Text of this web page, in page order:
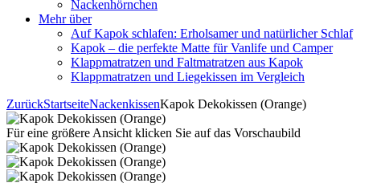
Nackenhörnchen
Mehr über
Auf Kapok schlafen: Erholsamer und natürlicher Schlaf
Kapok – die perfekte Matte für Vanlife und Camper
Klappmatratzen und Faltmatratzen aus Kapok
Klappmatratzen und Liegekissen im Vergleich
ZurückStartseiteNackenkissenKapok Dekokissen (Orange)
Für eine größere Ansicht klicken Sie auf das Vorschaubild